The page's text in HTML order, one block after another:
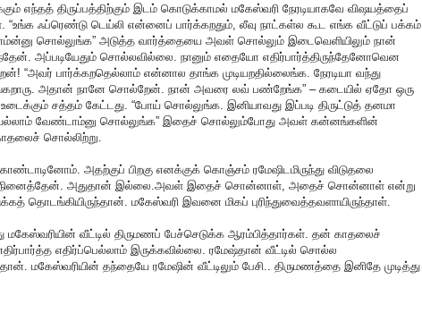
எந்தத் திருப்பத்திற்கும் இடம் கொடுக்காமல் மகேஸ்வரி நேரடியாகவே விஷயத்தைப்
“உங்க ஃப்ரெண்டு டெய்லி என்னைப் பார்க்கறதும், லீவு நாட்கள்ல கூட எங்க வீட்டுப் பக்கம்
சொல்லுங்க” அடுத்த வார்த்தையை அவள் சொல்லும் இடைவெளியிலும் நான்
அப்படியேதும் சொல்லவில்லை. நானும் எதையோ எதிர்பார்த்திருந்தேனோவென
“அவர் பார்க்கறதெல்லாம் என்னால தாங்க முடியறதில்லைங்க. நேரடியா வந்து
அதான் நானே சொல்றேன். நான் அவரை லவ் பண்றேங்க” – கடையில் ஏதோ ஒரு
சத்தம் கேட்டது. “போய் சொல்லுங்க. இனியாவது இப்படி திருட்டுத் தனமா
வேண்டாம்னு சொல்லுங்க” இதைச் சொல்லும்போது அவள் கன்னங்களின்
சொல்லிற்று.
அதற்குப் பிறகு எனக்குக் கொஞ்சம் ரமேஷிடமிருந்து விடுதலை
நினைத்தேன். அதுதான் இல்லை.அவள் இதைச் சொன்னாள், அதைச் சொன்னாள் என்று
தொடங்கியிருந்தான். மகேஸ்வரி இவனை மிகப் புரிந்துவைத்தவளாயிருந்தாள்.
மகேஸ்வரியின் வீட்டில் திருமணப் பேச்செடுக்க ஆரம்பித்தார்கள். தன் காதலைச்
எதிர்ப்பெல்லாம் இருக்கவில்லை. ரமேஷ்தான் வீட்டில் சொல்ல
மகேஸ்வரியின் தந்தையே ரமேஷின் வீட்டிலும் பேசி.. திருமணத்தை இனிதே முடித்து